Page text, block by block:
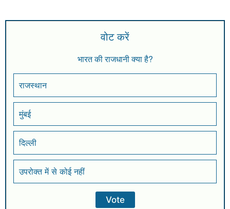
वोट करें
भारत की राजधानी क्या है?
राजस्थान
मुंबई
दिल्ली
उपरोक्त में से कोई नहीं